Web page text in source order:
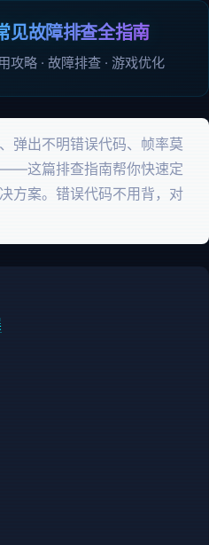
见故障排查全指南
攻略 · 故障排查 · 游戏优化
弹出不明错误代码、帧率莫
这篇排查指南帮你快速定
方案。错误代码不用背，对